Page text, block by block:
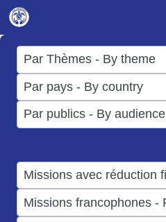
Aller
au
contenu
Par Thèmes - By theme
17
results
available
Par pays - By country
50
results
available
Par publics - By audience
results
result
available
result